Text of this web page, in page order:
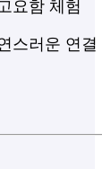
요함 체험
스러운 연결